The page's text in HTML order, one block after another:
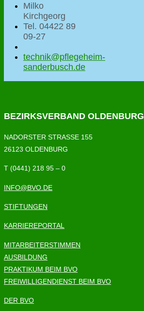
Milko
Kirchgeorg
Tel. 04422 89
09-27
technik@pflegeheim-
sanderbusch.de
BEZIRKSVERBAND OLDENBURG
NADORSTER STRASSE 155
26123 OLDENBURG
T (0441) 218 95 – 0
INFO@BVO.DE
STIFTUNGEN
KARRIEREPORTAL
MITARBEITERSTIMMEN
AUSBILDUNG
PRAKTIKUM BEIM BVO
FREIWILLIGENDIENST BEIM BVO
DER BVO